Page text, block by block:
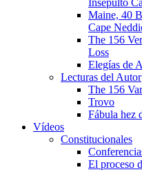
Maine, 40
Cape
The 156
Loss
Elegías de
Lecturas del Autor
The 156
Trovo
Fábula hez
Vídeos
Constitucionales
El proceso